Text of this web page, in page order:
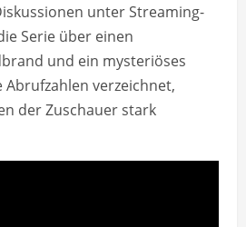
unter Streaming-
Serie über einen
und ein mysteriöses
verzeichnet,
der Zuschauer stark